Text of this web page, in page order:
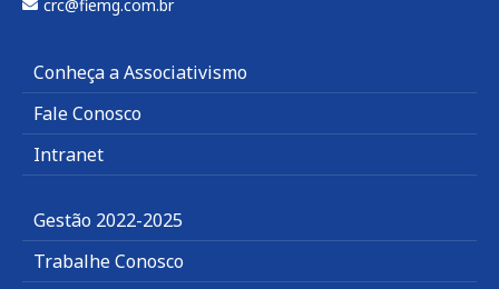
crc@fiemg.com.br
Conheça a Associativismo
Fale Conosco
Intranet
Gestão 2022-2025
Trabalhe Conosco